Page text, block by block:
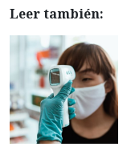
Leer también: